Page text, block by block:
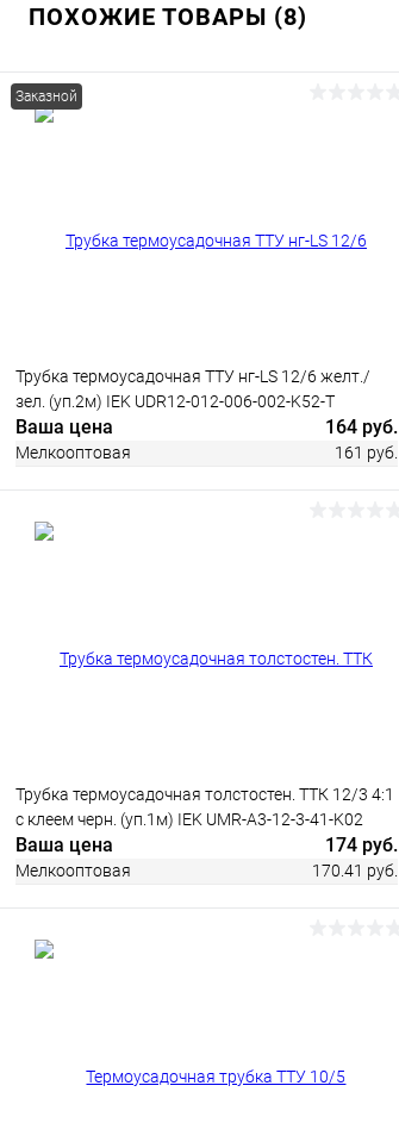
В корзину
Купить в 1 клик
В избранное
ПОХОЖИЕ ТОВАРЫ (8)
Заказной
Трубка термоусадочная ТТУ нг-LS 12/6 желт./
зел. (уп.2м) IEK UDR12-012-006-002-K52-T
Ваша цена 164 руб.
Мелкооптовая 161 руб.
Трубка термоусадочная толстостен. ТТК 12/3 4:1
с клеем черн. (уп.1м) IEK UMR-A3-12-3-41-K02
Ваша цена 174 руб.
Мелкооптовая 170.41 руб.